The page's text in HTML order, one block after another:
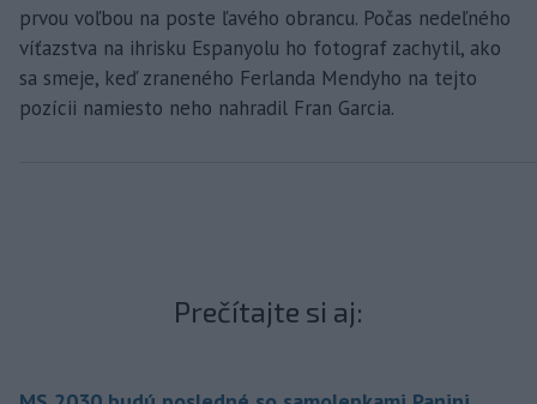
prvou voľbou na poste ľavého obrancu. Počas nedeľného
víťazstva na ihrisku Espanyolu ho fotograf zachytil, ako
sa smeje, keď zraneného Ferlanda Mendyho na tejto
pozícii namiesto neho nahradil Fran Garcia.
Prečítajte si aj: